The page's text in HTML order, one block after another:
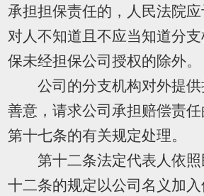
承担担保责任的，人民法院
对人不知道且不应当知道分
保未经担保公司授权的除外。
公司的分支机构对外提供
善意，请求公司承担赔偿责
第十七条的有关规定处理。
第十二条法定代表人依照
十二条的规定以公司名义加